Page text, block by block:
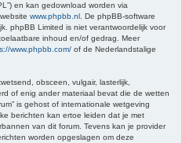
en kan gedownload worden via
www.phpbb.nl . De phpBB-software
phpBB Limited is niet verantwoordelijk voor
inhoud en/of gedrag. Meer
www.phpbb.com/ of de Nederlandstalige
obsceen, vulgair, lasterlijk,
of enig ander materiaal bevat die de wetten
is gehost of internationale wetgeving
berichten kan ertoe leiden dat je met
van dit forum. Tevens kan je provider
worden opgeslagen om deze